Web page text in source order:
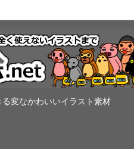
変なかわいいイラスト素材